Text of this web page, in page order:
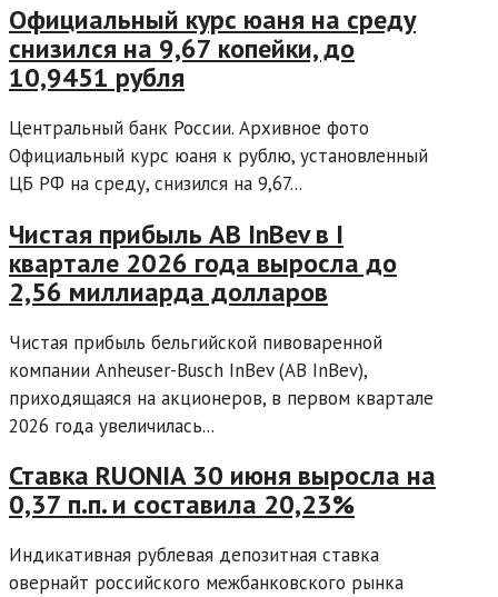
Официальный курс юаня на среду
снизился на 9,67 копейки, до
10,9451 рубля
Центральный банк России. Архивное фото
Официальный курс юаня к рублю, установленный
ЦБ РФ на среду, снизился на 9,67...
Чистая прибыль AB InBev в I
квартале 2026 года выросла до
2,56 миллиарда долларов
Чистая прибыль бельгийской пивоваренной
компании Anheuser-Busch InBev (AB InBev),
приходящаяся на акционеров, в первом квартале
2026 года увеличилась...
Ставка RUONIA 30 июня выросла на
0,37 п.п. и составила 20,23%
Индикативная рублевая депозитная ставка
овернайт российского межбанковского рынка